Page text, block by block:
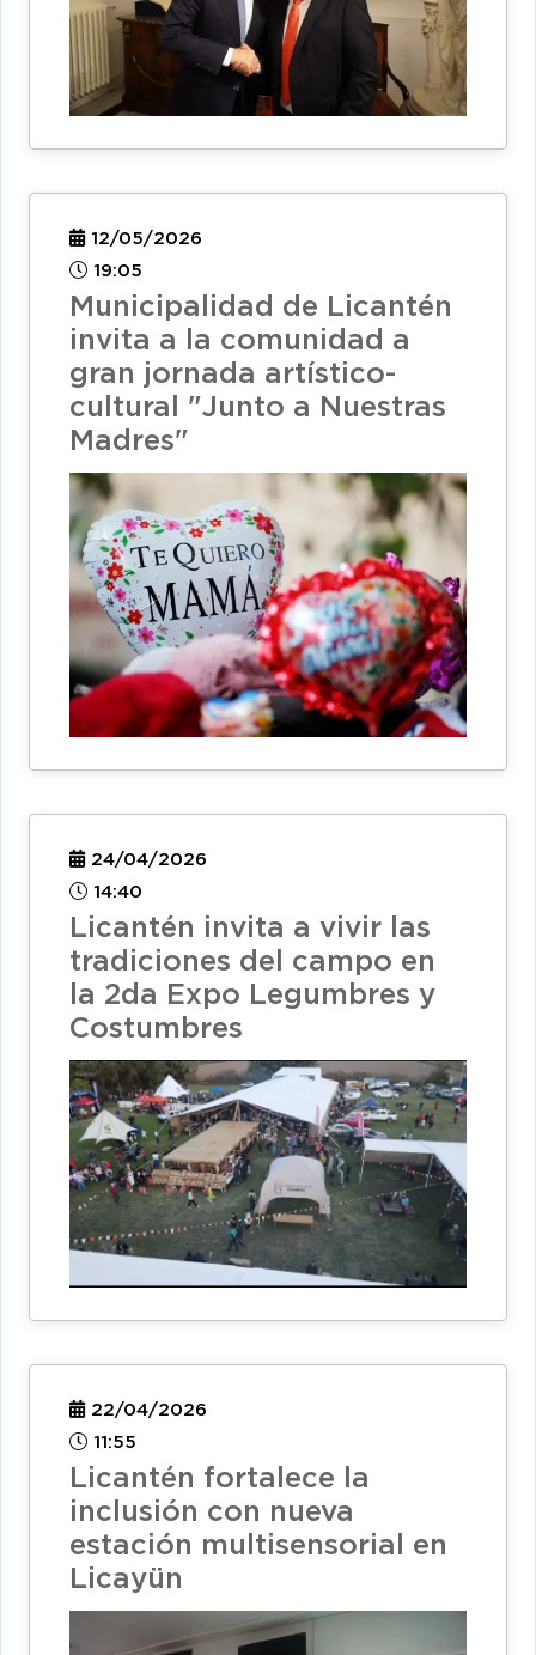
12/05/2026
19:05
Municipalidad de Licantén
invita a la comunidad a
gran jornada artístico-
cultural "Junto a Nuestras
Madres"
24/04/2026
14:40
Licantén invita a vivir las
tradiciones del campo en
la 2da Expo Legumbres y
Costumbres
22/04/2026
11:55
Licantén fortalece la
inclusión con nueva
estación multisensorial en
Licayün